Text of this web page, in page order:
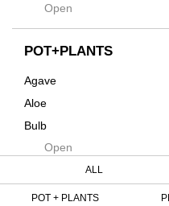
Native
Progress
Quartz
RAKU
Rock
SeedsOpen
POT+PLANTS
Agave
Aloe
Bulb
Cactus
Cycas
Open
ALL
POT + PLANTS